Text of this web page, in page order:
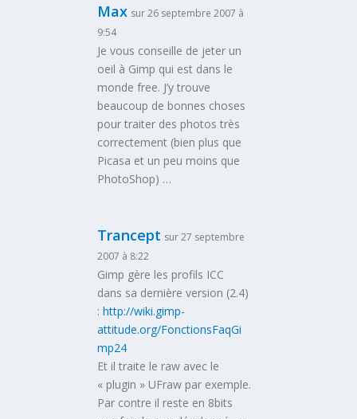
Max sur 26 septembre 2007 à
9:54
Je vous conseille de jeter un
oeil à Gimp qui est dans le
monde free. J’y trouve
beaucoup de bonnes choses
pour traiter des photos très
correctement (bien plus que
Picasa et un peu moins que
PhotoShop) …
Trancept sur 27 septembre
2007 à 8:22
Gimp gère les profils ICC
dans sa dernière version (2.4)
:http://wiki.gimp-
attitude.org/FonctionsFaqGi
mp24
Et il traite le raw avec le
« plugin » UFraw par exemple.
Par contre il reste en 8bits